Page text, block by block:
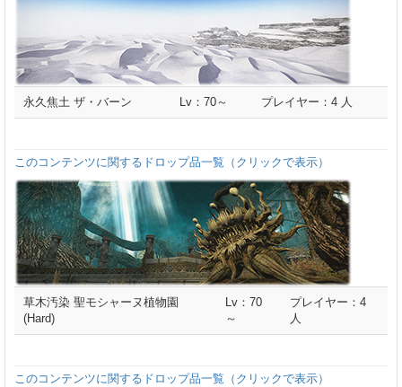
永久焦土 ザ・バーン Lv：70～ プレイヤー：4 人
このコンテンツに関するドロップ品一覧（クリックで表示）
草木汚染 聖モシャーヌ植物園
(Hard)
Lv：70
～
プレイヤー：4
人
このコンテンツに関するドロップ品一覧（クリックで表示）